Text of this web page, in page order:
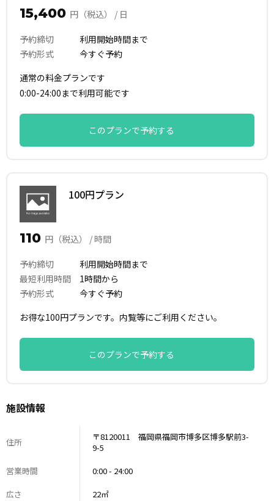
15,400 円（税込） / 日
予約締切 利用開始時間まで
予約形式 今すぐ予約
通常の料金プランです
0:00-24:00まで利用可能です
このプランで予約する
100円プラン
110 円（税込） / 時間
予約締切 利用開始時間まで
最短利用時間 1時間から
予約形式 今すぐ予約
お得な100円プランです。内覧等にご利用ください。
このプランで予約する
施設情報
住所
〒8120011 福岡県福岡市博多区博多駅前3-
9-5
営業時間
0:00 - 24:00
広さ
22㎡